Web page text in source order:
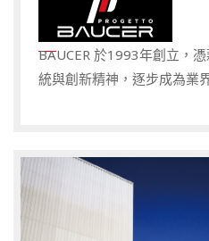
BAUCER 於1993年創立，
統與創新精神，逐步成為業